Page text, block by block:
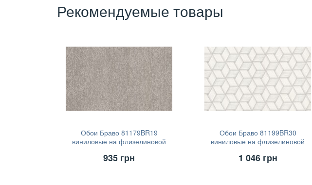
Рекомендуемые товары
Обои Браво 81179BR19
виниловые на флизелиновой
935 грн
Обои Браво 81199BR30
виниловые на флизелиновой
1 046грн